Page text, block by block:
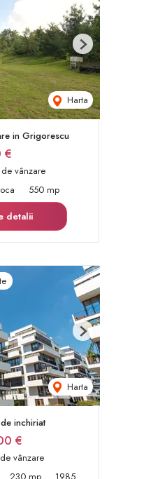
Harta
Next
in Grigorescu
€
vânzare
550 mp
detalii
Harta
Next
inchiriat
€
vânzare